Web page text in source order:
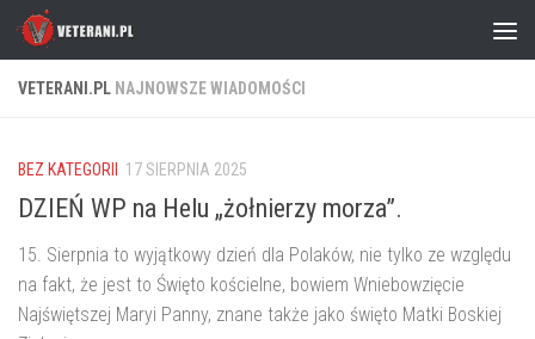
Skip to content
VETERANI.PL NAJNOWSZE WIADOMOŚCI
BEZ KATEGORII 17 SIERPNIA 2025
DZIEŃ WP na Helu „żołnierzy morza”.
15. Sierpnia to wyjątkowy dzień dla Polaków, nie tylko ze względu
na fakt, że jest to Święto kościelne, bowiem Wniebowzięcie
Najświętszej Maryi Panny, znane także jako święto Matki Boskiej